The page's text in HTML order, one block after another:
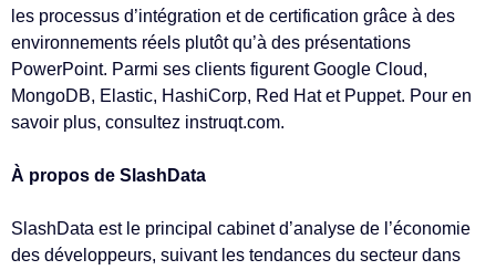
les processus d’intégration et de certification grâce à des
environnements réels plutôt qu’à des présentations
PowerPoint. Parmi ses clients figurent Google Cloud,
MongoDB, Elastic, HashiCorp, Red Hat et Puppet. Pour en
savoir plus, consultez instruqt.com.
À propos de SlashData
SlashData est le principal cabinet d’analyse de l’économie
des développeurs, suivant les tendances du secteur dans